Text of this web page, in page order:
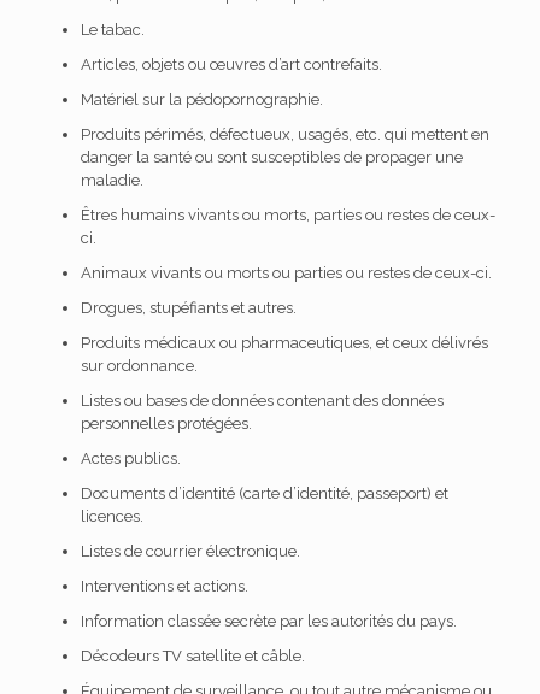
Le tabac.
Articles, objets ou œuvres d’art contrefaits.
Matériel sur la pédopornographie.
Produits périmés, défectueux, usagés, etc. qui mettent en
danger la santé ou sont susceptibles de propager une
maladie.
Êtres humains vivants ou morts, parties ou restes de ceux-
ci.
Animaux vivants ou morts ou parties ou restes de ceux-ci.
Drogues, stupéfiants et autres.
Produits médicaux ou pharmaceutiques, et ceux délivrés
sur ordonnance.
Listes ou bases de données contenant des données
personnelles protégées.
Actes publics.
Documents d’identité (carte d’identité, passeport) et
licences.
Listes de courrier électronique.
Interventions et actions.
Information classée secrète par les autorités du pays.
Décodeurs TV satellite et câble.